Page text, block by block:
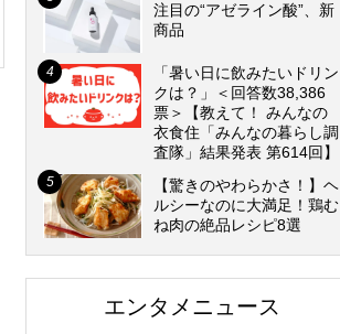
注目の“アゼライン酸”、新
商品
「暑い日に飲みたいドリン
クは？」＜回答数38,386
票＞【教えて！ みんなの
衣食住「みんなの暮らし調
査隊」結果発表 第614回】
【驚きのやわらかさ！】ヘ
ルシーなのに大満足！鶏む
ね肉の絶品レシピ8選
エンタメニュース